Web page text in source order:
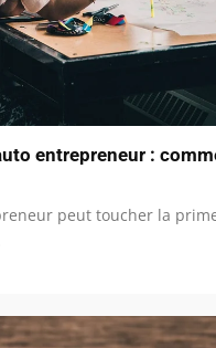
entrepreneur :
peut toucher la